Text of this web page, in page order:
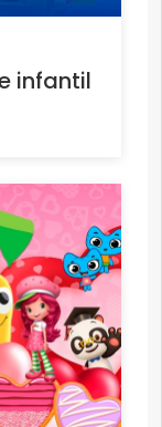
infantil